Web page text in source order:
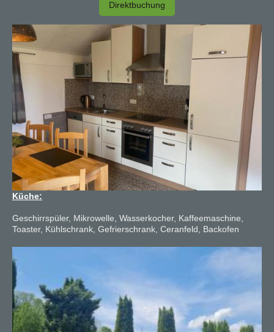
Direktbuchung
Küche:
Geschirrspüler, Mikrowelle, Wasserkocher, Kaffeemaschine,
Toaster, Kühlschrank, Gefrierschrank, Ceranfeld, Backofen